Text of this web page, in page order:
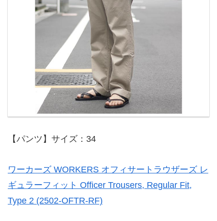
【パンツ】サイズ：34
ワーカーズ WORKERS オフィサートラウザーズ レ
ギュラーフィット Officer Trousers, Regular Fit,
Type 2 (2502-OFTR-RF)